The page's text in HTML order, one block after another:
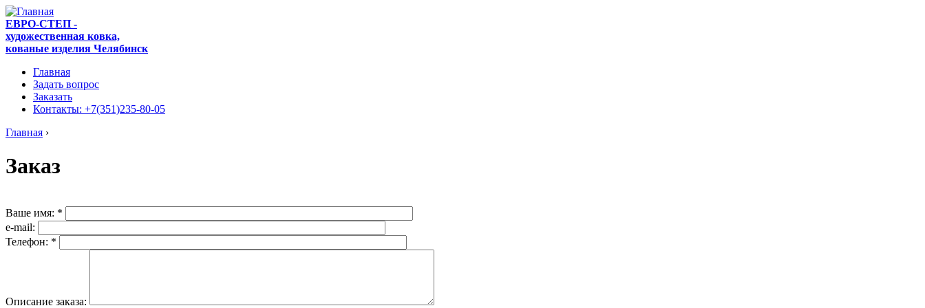
ЕВРО-СТЕП -
художественная ковка,
кованые изделия Челябинск
Главная
Задать вопрос
Заказать
Контакты: +7(351)235-80-05
Главная ›
Заказ
Ваше имя: *
e-mail:
Телефон: *
Описание заказа: